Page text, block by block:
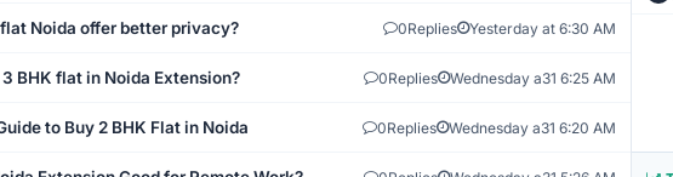
Noida offer better privacy? 0Replies Yesterday at 6:30 AM
BHK flat in Noida Extension? 0Replies Wednesday a31 6:25 AM
to Buy 2 BHK Flat in Noida 0Replies Wednesday a31 6:20 AM